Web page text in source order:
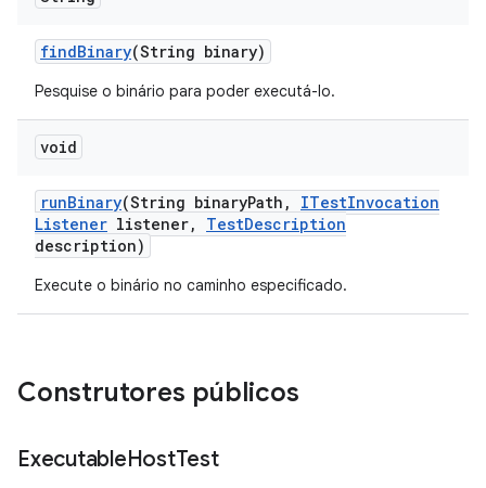
findBinary(String binary)
Pesquise o binário para poder executá-lo.
void
runBinary(String binaryPath , ITestInvocation
Listener listener, TestDescription
description)
Execute o binário no caminho especificado.
Construtores públicos
ExecutableHostTest